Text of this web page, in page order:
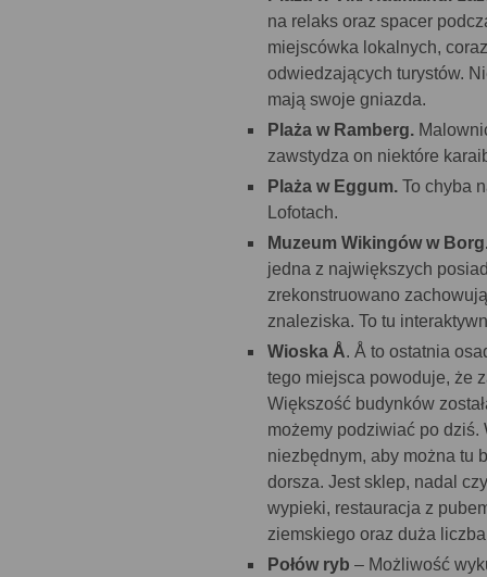
na relaks oraz spacer
miejscówka lokalnych,
odwiedzających turystów.
mają swoje gniazda.
Plaża w Ramberg.
zawstydza on niektóre
Plaża w Eggum. To chyba
Lofotach.
Muzeum Wikingów w
jedna z największych
zrekonstruowano
znaleziska. To tu
Wioska Å. Å to ostatnia
tego miejsca powoduje, że
Większość budynków
możemy podziwiać po dziś.
niezbędnym, aby można tu
dorsza. Jest sklep, nadal
wypieki, restauracja z
ziemskiego oraz duża
Połów ryb – Możliwość